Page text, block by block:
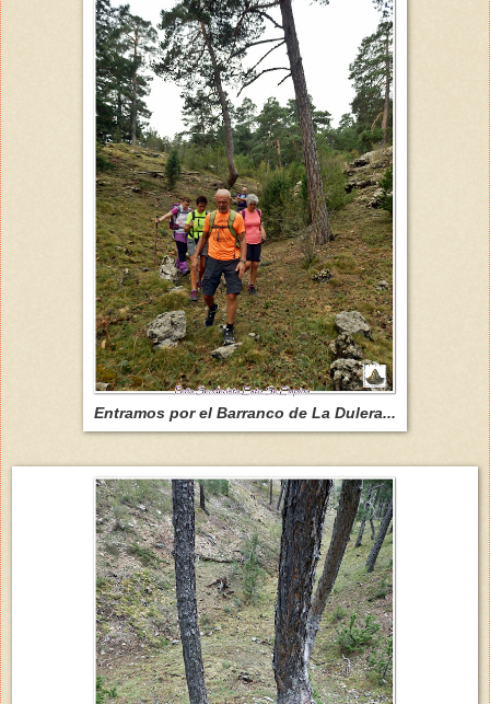
Entramos por el Barranco de La Dulera...